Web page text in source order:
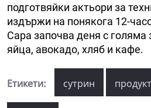
подготвяйки актьори за
издържи на понякога 12-
Сара започва деня с голяма
яйца, авокадо, хляб и кафе.
Етикети: сутрин